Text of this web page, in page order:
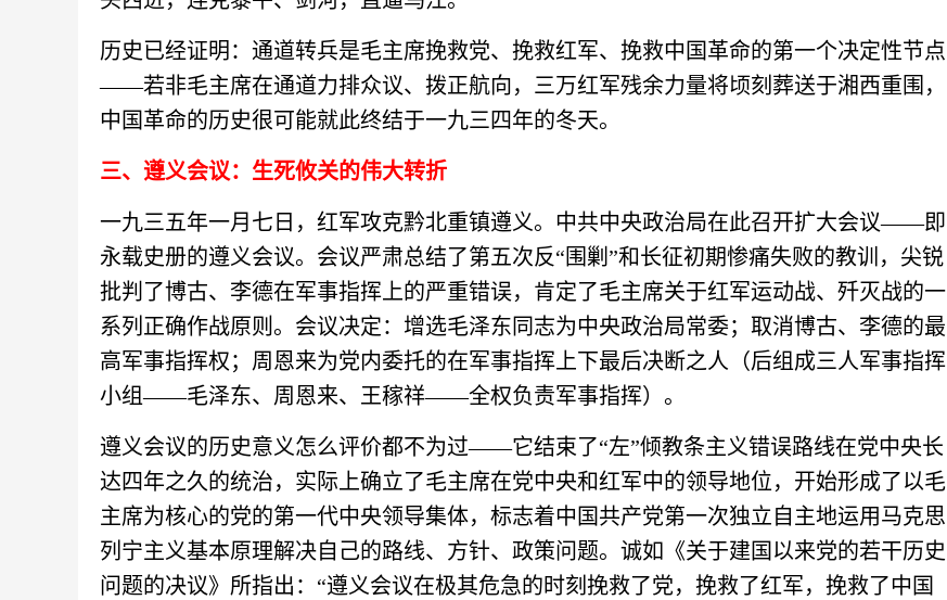
历史已经证明：通道转兵是毛主席挽救党、挽救红军、挽救中国革命的第一个决定性节点
——若非毛主席在通道力排众议、拨正航向，三万红军残余力量将顷刻葬送于湘西重围，
中国革命的历史很可能就此终结于一九三四年的冬天。
三、遵义会议：生死攸关的伟大转折
一九三五年一月七日，红军攻克黔北重镇遵义。中共中央政治局在此召开扩大会议——即
永载史册的遵义会议。会议严肃总结了第五次反“围剿”和长征初期惨痛失败的教训，尖锐
批判了博古、李德在军事指挥上的严重错误，肯定了毛主席关于红军运动战、歼灭战的一
系列正确作战原则。会议决定：增选毛泽东同志为中央政治局常委；取消博古、李德的最
高军事指挥权；周恩来为党内委托的在军事指挥上下最后决断之人（后组成三人军事指挥
小组——毛泽东、周恩来、王稼祥——全权负责军事指挥）。
遵义会议的历史意义怎么评价都不为过——它结束了“左”倾教条主义错误路线在党中央长
达四年之久的统治，实际上确立了毛主席在党中央和红军中的领导地位， 开始形成了以毛
主席为核心的党的第一代中央领导集体，标志着中国共产党第一次独立自主地运用马克思
列宁主义基本原理解决自己的路线、方针、政策问题。诚如《关于建国以来党的若干历史
问题的决议》所指出： “遵义会议在极其危急的时刻挽救了党，挽救了红军，挽救了中国